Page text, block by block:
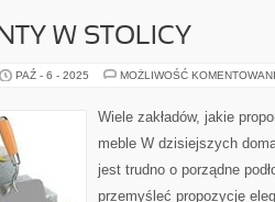
W STOLICY
PAŹ - 6 - 2025 MOŻLIWOŚĆ
Wiele zakładów, jakie
meble W dzisiejszych
jest trudno o porządne
przemyśleć propozycję